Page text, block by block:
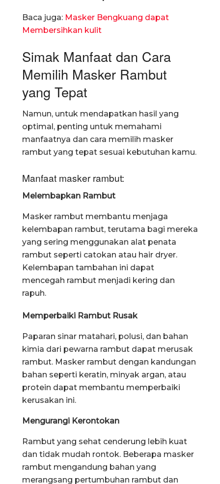
Baca juga: Masker Bengkuang dapat
Membersihkan kulit
Simak Manfaat dan Cara
Memilih Masker Rambut
yang Tepat
Namun, untuk mendapatkan hasil yang
optimal, penting untuk memahami
manfaatnya dan cara memilih masker
rambut yang tepat sesuai kebutuhan kamu.
Manfaat masker rambut:
Melembapkan Rambut
Masker rambut membantu menjaga
kelembapan rambut, terutama bagi mereka
yang sering menggunakan alat penata
rambut seperti catokan atau hair dryer.
Kelembapan tambahan ini dapat
mencegah rambut menjadi kering dan
rapuh.
Memperbaiki Rambut Rusak
Paparan sinar matahari, polusi, dan bahan
kimia dari pewarna rambut dapat merusak
rambut. Masker rambut dengan kandungan
bahan seperti keratin, minyak argan, atau
protein dapat membantu memperbaiki
kerusakan ini.
Mengurangi Kerontokan
Rambut yang sehat cenderung lebih kuat
dan tidak mudah rontok. Beberapa masker
rambut mengandung bahan yang
merangsang pertumbuhan rambut dan